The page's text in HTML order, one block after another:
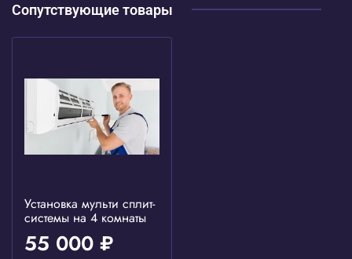
Сопутствующие товары
Установка мульти сплит-
системы на 4 комнаты
55 000 ₽